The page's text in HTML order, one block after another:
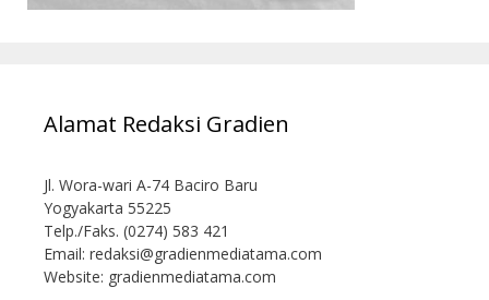
Alamat Redaksi Gradien
Jl. Wora-wari A-74 Baciro Baru
Yogyakarta 55225
Telp./Faks. (0274) 583 421
Email: redaksi@gradienmediatama.com
Website: gradienmediatama.com